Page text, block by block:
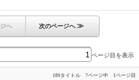
へ 次のページへ≫
ページ目を表示
189タイトル 7ページ中 1ページ目